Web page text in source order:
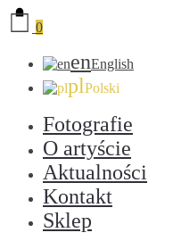
0
enEnglish
plPolski
Fotografie
O artyście
Aktualności
Kontakt
Sklep